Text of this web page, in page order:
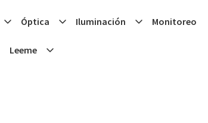
Óptica Iluminación Monitoreo
Leeme